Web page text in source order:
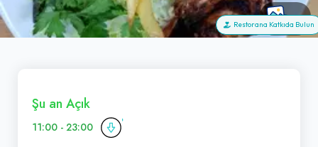
+6
Restorana Katkıda Bulun
Şu an Açık
11:00 - 23:00